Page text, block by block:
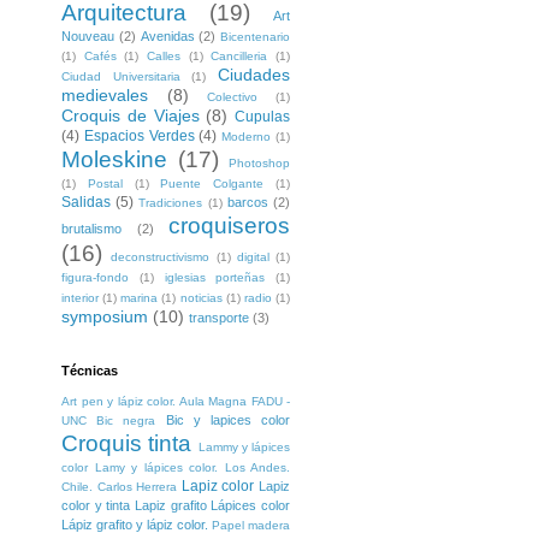
Arquitectura (19)
Art
Nouveau (2) Avenidas (2) Bicentenario
(1)
Cafés (1) Calles (1) Cancilleria
(1)
Ciudad Universitaria
(1)
Ciudades
medievales
(8) Colectivo (1)
Croquis de Viajes (8) Cupulas
(4) Espacios Verdes (4) Moderno (1)
Moleskine (17)
Photoshop
(1)
Postal (1) Puente Colgante (1)
Salidas (5) Tradiciones (1) barcos (2)
brutalismo
(2)
croquiseros
(16)
deconstructivismo (1) digital
(1)
figura-fondo
(1) iglesias porteñas
(1)
interior (1) marina (1) noticias (1) radio (1)
symposium (10) transporte (3)
Técnicas
Art pen y lápiz color. Aula Magna FADU -
UNC
Bic negra Bic y lapices color
Croquis tinta
Lammy y lápices
color
Lamy y lápices color. Los Andes.
Chile. Carlos Herrera Lapiz color
Lapiz
color y tinta
Lapiz grafito
Lápices color
Lápiz grafito y lápiz color. Papel madera